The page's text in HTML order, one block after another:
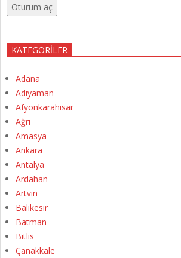
Oturum aç
KATEGORILER
Adana
Adıyaman
Afyonkarahisar
Ağrı
Amasya
Ankara
Antalya
Ardahan
Artvin
Balıkesir
Batman
Bitlis
Çanakkale